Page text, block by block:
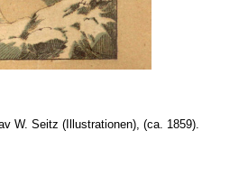
W. Seitz (Illustrationen), (ca. 1859).